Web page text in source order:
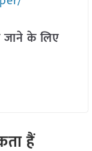
के लिए
हैं